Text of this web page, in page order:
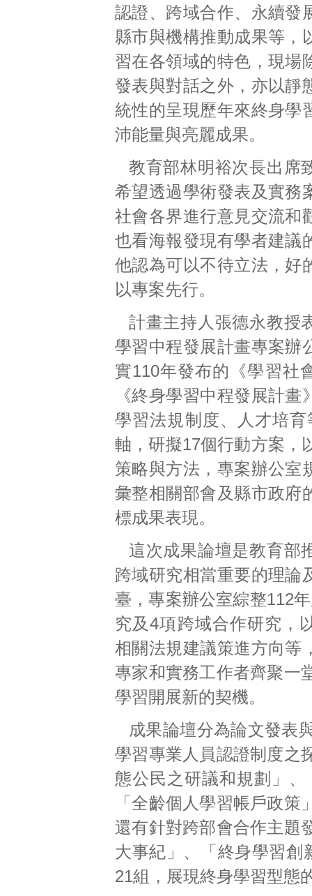
認證、跨域合作、永續發
縣市與機構推動成果等，
習在各領域的特色，現場
發表與對話之外，亦以靜
統性的呈現歷年來終身學
沛能量與亮麗成果。
教育部林明裕次長出席
希望透過學術發表及實務
社會各界進行意見交流和
也看海報發現有學者建議
他認為可以不待立法，好
以專案先行。
計畫主持人張德永教授
學習中程發展計畫專案辦
實110年發布的《學習社
《終身學習中程發展計畫
學習法規制度、人才培
軸，研擬17個行動方案，
策略與方法，專案辦公室
彙整相關部會及縣市政府
標成果表現。
這次成果論壇是教育部
跨域研究相當重要的理論
臺，專案辦公室綜整112
究及4項跨域合作研究，
相關法規建議策進方向等
專家和實務工作者齊聚一
學習開展新的契機。
成果論壇分為論文發表
學習專業人員認證制度之
態公民之研議和規劃」
「全齡個人學習帳戶政
還有針對跨部會合作主題
大事紀」、「終身學習創
21組，展現終身學習型態